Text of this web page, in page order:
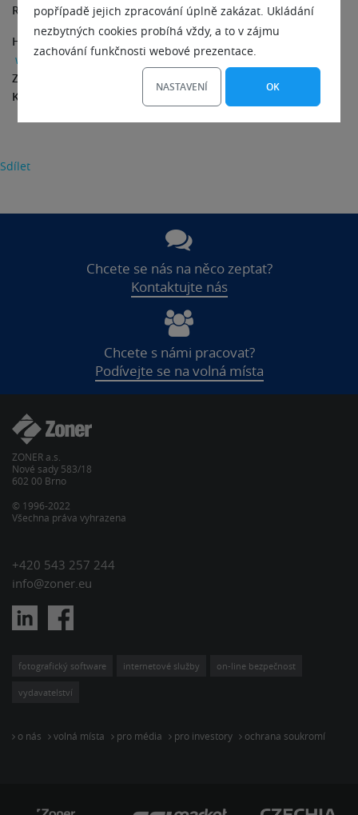
popřípadě jejich zpracování úplně zakázat. Ukládání
nezbytných cookies probíhá vždy, a to v zájmu
zachování funkčnosti webové prezentace.
NASTAVENÍ OK
Rychlé odkazy:
Hlasování prodejny roku 2009
www.inshop.cz/prodejna_roku_2009_nominace.aspx
Zoner INSHOP 4
– Vaše nová cesta –
Katalog internetových obchodů INSHOP
Sdílet
Chcete se nás na něco zeptat?
Kontaktujte nás
Chcete s námi pracovat?
Podívejte se na volná místa
ZONER a.s.
Nové sady 583/18
602 00 Brno
© 1996-2022
Všechna práva vyhrazena
+420 543 257 244
info@zoner.eu
fotografický software internetové služby on-line bezpečnost
vydavatelství
o nás volná místa pro média pro investory ochrana soukromí